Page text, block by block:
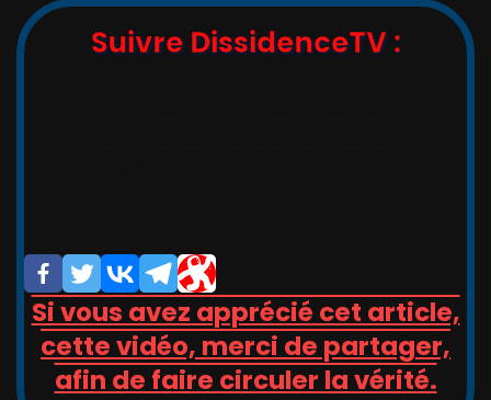
Suivre DissidenceTV :
Si vous avez apprécié cet article,
cette vidéo, merci de partager,
afin de faire circuler la vérité.